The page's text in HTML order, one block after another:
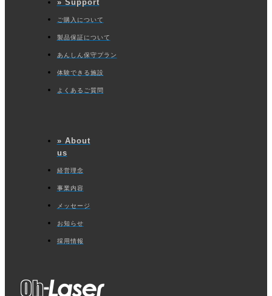
» Support
ご購入について
製品保証について
あんしん保守プラン
体験できる施設
よくあるご質問
» About
us
経営理念
事業内容
メッセージ
お知らせ
採用情報